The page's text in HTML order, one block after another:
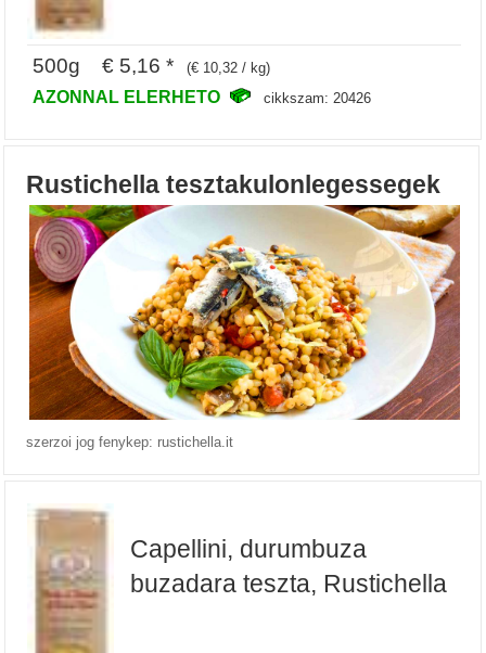
500g € 5,16 * (€ 10,32 / kg)
AZONNAL ELERHETO cikkszam: 20426
Rustichella tesztakulonlegessegek
szerzoi jog fenykep: rustichella.it
Capellini, durumbuza
buzadara teszta, Rustichella